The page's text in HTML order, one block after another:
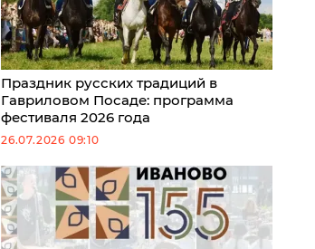
Праздник русских традиций в
Гавриловом Посаде: программа
фестиваля 2026 года
26.07.2026 09:10